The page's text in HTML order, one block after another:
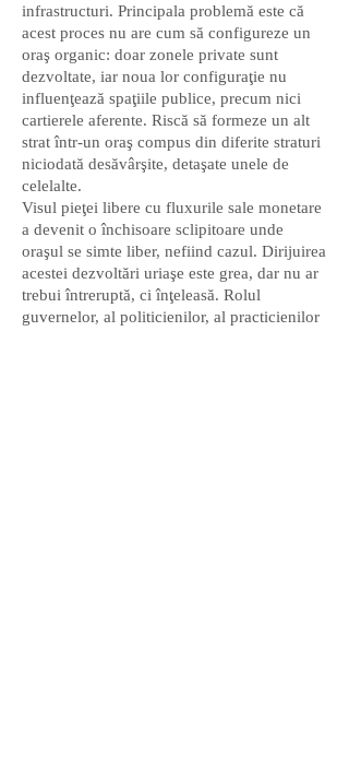
infrastructuri. Principala problemă este că
acest proces nu are cum să configureze un
oraş organic: doar zonele private sunt
dezvoltate, iar noua lor configuraţie nu
influenţează spaţiile publice, precum nici
cartierele aferente. Riscă să formeze un alt
strat într-un oraş compus din diferite straturi
niciodată desăvârşite, detaşate unele de
celelalte.
Visul pieţei libere cu fluxurile sale monetare
a devenit o închisoare sclipitoare unde
oraşul se simte liber, nefiind cazul. Dirijuirea
acestei dezvoltări uriaşe este grea, dar nu ar
trebui întreruptă, ci înţeleasă. Rolul
guvernelor, al politicienilor, al practicienilor